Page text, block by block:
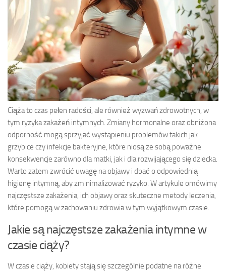
Ciąża to czas pełen radości, ale również wyzwań zdrowotnych, w
tym ryzyka zakażeń intymnych. Zmiany hormonalne oraz obniżona
odporność mogą sprzyjać wystąpieniu problemów takich jak
grzybice czy infekcje bakteryjne, które niosą ze sobą poważne
konsekwencje zarówno dla matki, jak i dla rozwijającego się dziecka.
Warto zatem zwrócić uwagę na objawy i dbać o odpowiednią
higienę intymną, aby zminimalizować ryzyko. W artykule omówimy
najczęstsze zakażenia, ich objawy oraz skuteczne metody leczenia,
które pomogą w zachowaniu zdrowia w tym wyjątkowym czasie.
Jakie są najczęstsze zakażenia intymne w
czasie ciąży?
W czasie ciąży, kobiety stają się szczególnie podatne na różne